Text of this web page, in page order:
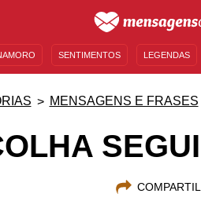
SENTIMENTOS LEGENDAS
MENSAGENS E FRASES